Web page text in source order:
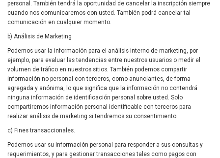
personal. También tendrá la oportunidad de cancelar la inscripción siempre
cuando nos comunicaremos con usted. También podrá cancelar tal
comunicación en cualquier momento.
b) Análisis de Marketing
Podemos usar la información para el análisis interno de marketing, por
ejemplo, para evaluar las tendencias entre nuestros usuarios o medir el
volumen de tráfico en nuestros sitios. También podemos compartir
información no personal con terceros, como anunciantes, de forma
agregada y anónima, lo que significa que la información no contendrá
ninguna información de identificación personal sobre usted. Solo
compartiremos información personal identificable con terceros para
realizar análisis de marketing si tendremos su consentimiento.
c) Fines transaccionales.
Podemos usar su información personal para responder a sus consultas y
requerimientos, y para gestionar transacciones tales como pagos con